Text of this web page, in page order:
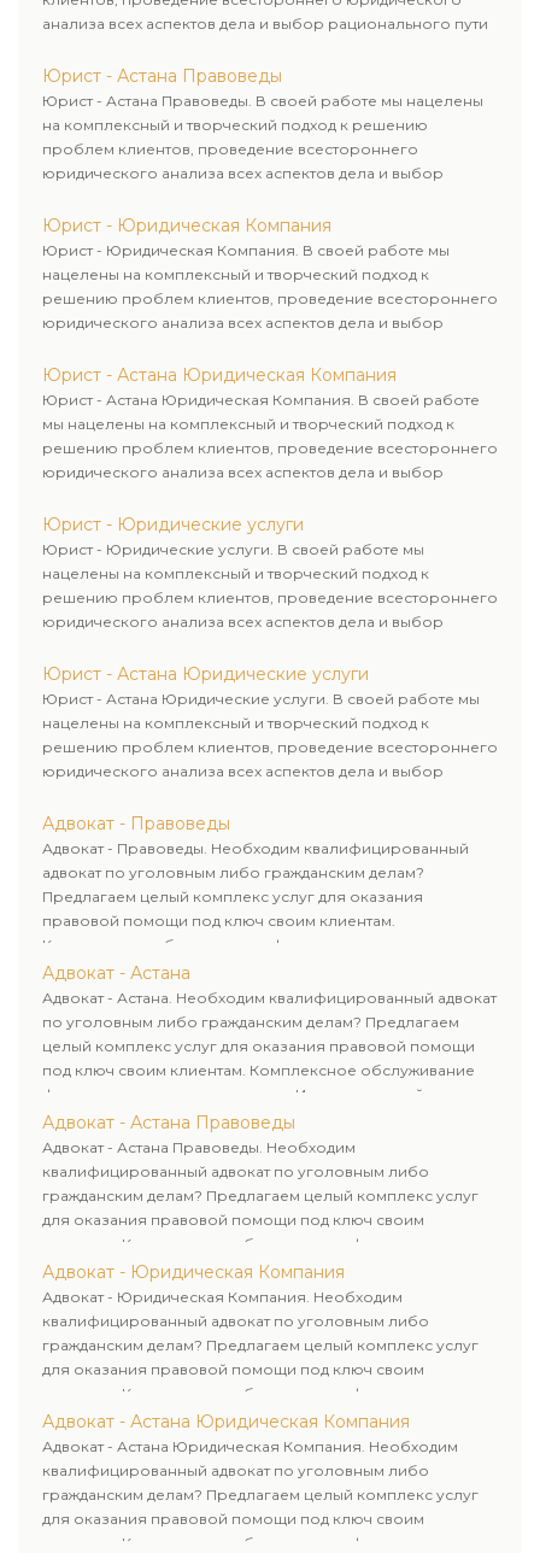
анализа всех аспектов дела и выбор рационального пути
Юрист - Астана Правоведы
Юрист - Астана Правоведы. В своей работе мы нацелены
на комплексный и творческий подход к решению
проблем клиентов, проведение всестороннего
юридического анализа всех аспектов дела и выбор
Юрист - Юридическая Компания
Юрист - Юридическая Компания. В своей работе мы
нацелены на комплексный и творческий подход к
решению проблем клиентов, проведение всестороннего
юридического анализа всех аспектов дела и выбор
Юрист - Астана Юридическая Компания
Юрист - Астана Юридическая Компания. В своей работе
мы нацелены на комплексный и творческий подход к
решению проблем клиентов, проведение всестороннего
юридического анализа всех аспектов дела и выбор
Юрист - Юридические услуги
Юрист - Юридические услуги. В своей работе мы
нацелены на комплексный и творческий подход к
решению проблем клиентов, проведение всестороннего
юридического анализа всех аспектов дела и выбор
Юрист - Астана Юридические услуги
Юрист - Астана Юридические услуги. В своей работе мы
нацелены на комплексный и творческий подход к
решению проблем клиентов, проведение всестороннего
юридического анализа всех аспектов дела и выбор
Адвокат - Правоведы
Адвокат - Правоведы. Необходим квалифицированный
адвокат по уголовным либо гражданским делам?
Предлагаем целый комплекс услуг для оказания
правовой помощи под ключ своим клиентам.
Комплексное обслуживание физических и юридических
лиц. Индивидуальный подход к каждому клиенту.
Адвокат - Астана
Адвокат - Астана. Необходим квалифицированный адвокат
по уголовным либо гражданским делам? Предлагаем
целый комплекс услуг для оказания правовой помощи
под ключ своим клиентам. Комплексное обслуживание
физических и юридических лиц. Индивидуальный подход к
каждому клиенту.
Адвокат - Астана Правоведы
Адвокат - Астана Правоведы. Необходим
квалифицированный адвокат по уголовным либо
гражданским делам? Предлагаем целый комплекс услуг
для оказания правовой помощи под ключ своим
клиентам. Комплексное обслуживание физических и
юридических лиц. Индивидуальный подход к каждому
клиенту.
Адвокат - Юридическая Компания
Адвокат - Юридическая Компания. Необходим
квалифицированный адвокат по уголовным либо
гражданским делам? Предлагаем целый комплекс услуг
для оказания правовой помощи под ключ своим
клиентам. Комплексное обслуживание физических и
юридических лиц. Индивидуальный подход к каждому
клиенту.
Адвокат - Астана Юридическая Компания
Адвокат - Астана Юридическая Компания. Необходим
квалифицированный адвокат по уголовным либо
гражданским делам? Предлагаем целый комплекс услуг
для оказания правовой помощи под ключ своим
клиентам. Комплексное обслуживание физических и